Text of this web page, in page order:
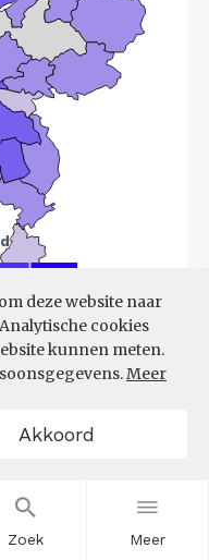
Zoek Meer
deze website naar
cookies
kunnen meten.
Meer
Akkoord
LISA